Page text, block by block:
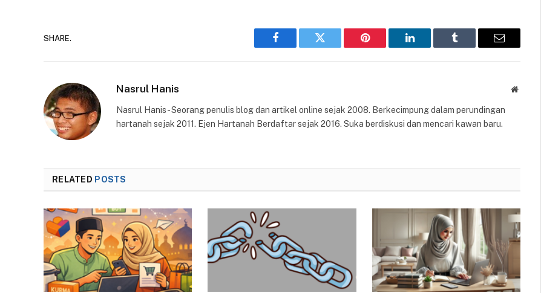
SHARE.
Facebook Twitter Pinterest LinkedIn Tumblr Email
Nasrul Hanis Website
Nasrul Hanis - Seorang penulis blog dan artikel online sejak 2008. Berkecimpung dalam perundingan
hartanah sejak 2011. Ejen Hartanah Berdaftar sejak 2016. Suka berdiskusi dan mencari kawan baru.
RELATED POSTS